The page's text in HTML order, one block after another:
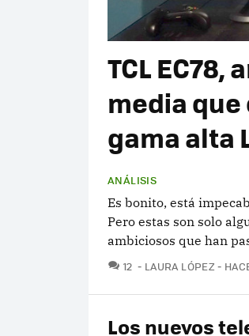
TCL
media
gama alta
ANÁLISIS
Es bonito, está
Pero estas son solo
ambiciosos que han
12 COMENTARIOS
LAURA LÓPEZ
Los nuevos